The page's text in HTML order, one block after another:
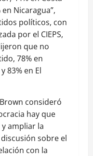
en Nicaragua”,
políticos, con
por el CIEPS,
que no
78% en
83% en El
consideró
hay que
ampliar la
sobre el
con la